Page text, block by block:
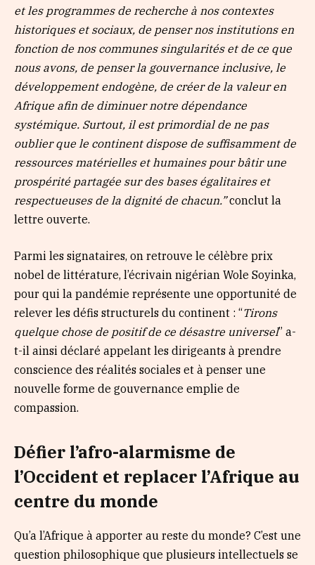
et les programmes de recherche à nos contextes
historiques et sociaux, de penser nos institutions en
fonction de nos communes singularités et de ce que
nous avons, de penser la gouvernance inclusive, le
développement endogène, de créer de la valeur en
Afrique afin de diminuer notre dépendance
systémique. Surtout, il est primordial de ne pas
oublier que le continent dispose de suffisamment de
ressources matérielles et humaines pour bâtir une
prospérité partagée sur des bases égalitaires et
respectueuses de la dignité de chacun.”conclut la
lettre ouverte.
Parmi les signataires, on retrouve le célèbre prix
nobel de littérature, l’écrivain nigérian Wole Soyinka,
pour qui la pandémie représente une opportunité de
relever les défis structurels du continent : “Tirons
quelque chose de positif de ce désastre universel” a-
t-il ainsi déclaré appelant les dirigeants à prendre
conscience des réalités sociales et à penser une
nouvelle forme de gouvernance emplie de
compassion.
Défier l’afro-alarmisme de
l’Occident et replacer l’Afrique au
centre du monde
Qu’a l’Afrique à apporter au reste du monde? C’est une
question philosophique que plusieurs intellectuels se